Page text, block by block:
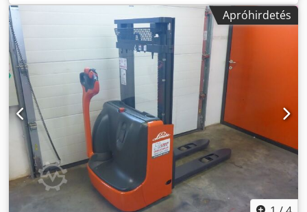
elektromos, oszlop típusa:simplex, építési magasság:
, hajtástípus:Elektro, Nagy emelőtargonca Árboc
típusa: Standard Djdpfsvizxnex Ah Dokr Állapot:
használatra kész és teljesen működőképes Műszaki állapot:
jó
Apróhirdetés